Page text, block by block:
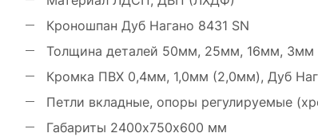
Кроношпан Дуб Нагано 8431 SN
Толщина деталей 50мм, 25мм, 16мм, 3мм
Кромка ПВХ 0,4мм, 1,0мм (2,0мм), Дуб
Петли вкладные, опоры регулируемые
Габариты 2400х750х600 мм